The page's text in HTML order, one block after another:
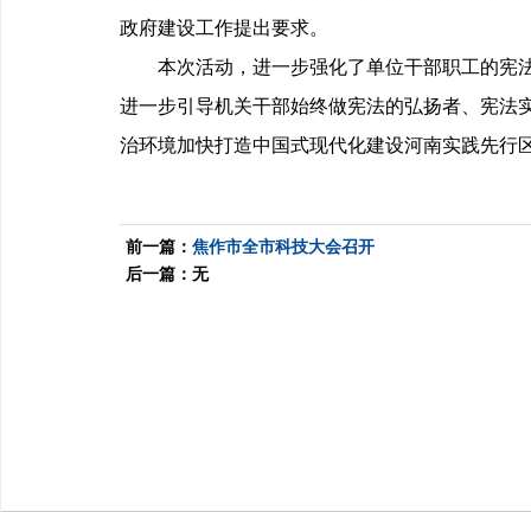
政府建设工作提出要求。
本次活动，进一步强化了单位干部职工的宪
进一步引导机关干部始终做宪法的弘扬者、宪法
治环境加快打造中国式现代化建设河南实践先行
前一篇： 焦作市全市科技大会召开
后一篇：无